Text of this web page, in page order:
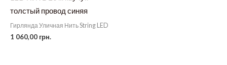
толстый провод синяя
Гирлянда Уличная Нить String LED
1 060,00 грн.